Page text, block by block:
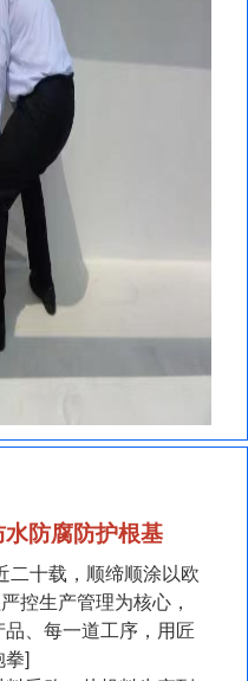
防腐防护根基
十载，顺缔顺涂以欧
控生产管理为核心，
品、每一道工序，用匠
拳]